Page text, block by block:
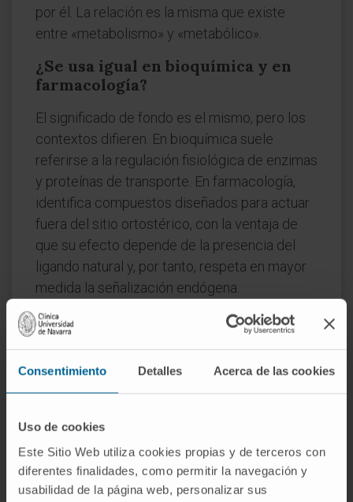
Consentimiento Detalles Acerca de las cookies
Uso de cookies
Este Sitio Web utiliza cookies propias y de terceros con
diferentes finalidades, como permitir la navegación y
usabilidad de la página web, personalizar sus
por él. La relación es la misma que existe
entre «metabolismo» y «metabólico».
¿Se usa igual en bioquímica y en
farmacología?
El significado de fondo es el mismo, pero los
contextos difieren. En bioquímica suele
referirse a la regulación fisiológica de enzimas
y proteínas de transporte. En farmacología,
identifica compuestos diseñados para actuar
fuera del sitio ortostérico, con la ventaja de
que su efecto depende de la presencia del
ligando natural y, por tanto, respeta en mayor
medida la señalización endógena.
¿Qué diferencia un sitio alostérico
de un sitio ortostérico?
Ortostérico designa el sitio al que se une el
sustrato o el ligando principal. Alostérico, en
estructura tridimensional, por lo general
menos conservada entre especies, que
funciona como punto de regulación accesorio.